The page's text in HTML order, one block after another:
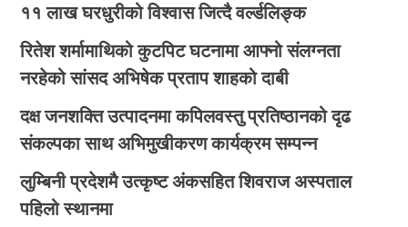
११ लाख घरधुरीको विश्वास जित्दै वर्ल्डलिङ्क
रितेश शर्मामाथिको कुटपिट घटनामा आफ्नो संलग्नता
नरहेको सांसद अभिषेक प्रताप शाहको दाबी
दक्ष जनशक्ति उत्पादनमा कपिलवस्तु प्रतिष्ठानको दृढ
संकल्पका साथ अभिमुखीकरण कार्यक्रम सम्पन्न
लुम्बिनी प्रदेशमै उत्कृष्ट अंकसहित शिवराज अस्पताल
पहिलो स्थानमा